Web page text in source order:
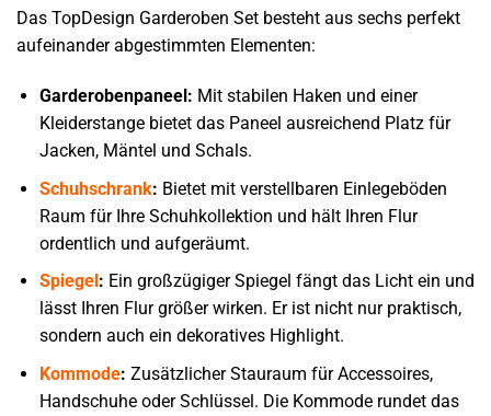
Das TopDesign Garderoben Set besteht aus sechs perfekt
aufeinander abgestimmten Elementen:
Garderobenpaneel: Mit stabilen Haken und einer
Kleiderstange bietet das Paneel ausreichend Platz für
Jacken, Mäntel und Schals.
Schuhschrank: Bietet mit verstellbaren Einlegeböden
Raum für Ihre Schuhkollektion und hält Ihren Flur
ordentlich und aufgeräumt.
Spiegel : Ein großzügiger Spiegel fängt das Licht ein und
lässt Ihren Flur größer wirken. Er ist nicht nur praktisch,
sondern auch ein dekoratives Highlight.
Kommode: Zusätzlicher Stauraum für Accessoires,
Handschuhe oder Schlüssel. Die Kommode rundet das